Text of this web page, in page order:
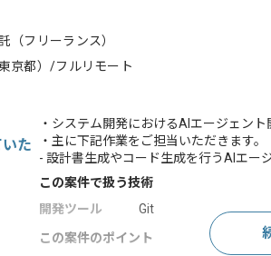
（フリーランス）
京都）/フルリモート
た
・システム開発におけるAIエージェン
・主に下記作業をご担当いただきます。
- 設計書生成やコード生成を行うAIエー
この案件で扱う技術
開発ツール
Git
この案件のポイント